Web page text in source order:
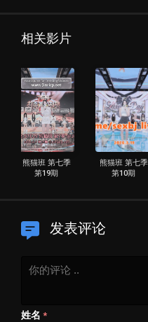
相关影片
熊猫班 第七季
第19期
熊猫班 第七季
第10期
发表评论
姓名 *